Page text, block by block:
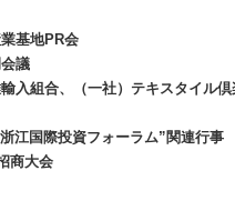
基地PR会
議
入組合、（一社）テキスタイル
江国際投資フォーラム”関連行事
商大会